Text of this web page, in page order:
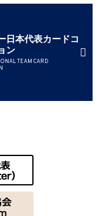
日本代表カードコ
ン
TEAM CARD